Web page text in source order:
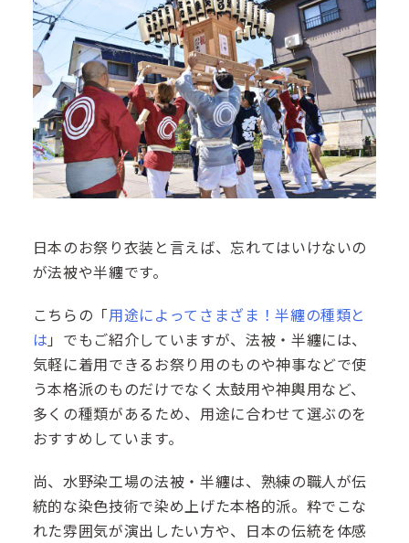
日本のお祭り衣装と言えば、忘れてはいけないの
が法被や半纏です。
こちらの「用途によってさまざま！半纏の種類と
は 」でもご紹介していますが、法被・半纏には、
気軽に着用できるお祭り用のものや神事などで使
う本格派のものだけでなく太鼓用や神輿用など、
多くの種類があるため、用途に合わせて選ぶのを
おすすめしています。
尚、水野染工場の法被・半纏は、熟練の職人が伝
統的な染色技術で染め上げた本格的派。粋でこな
れた雰囲気が演出したい方や、日本の伝統を体感